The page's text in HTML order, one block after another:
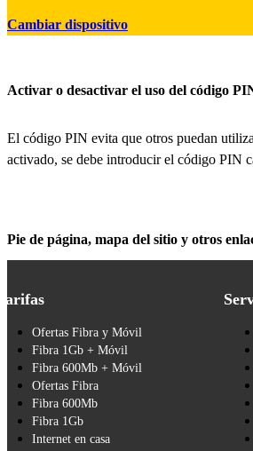
Cambiar dispositivo
Activar o desactivar el uso del código
El código PIN evita que otros puedan
activado, se debe introducir el código PIN
Pie de página, mapa del sitio y otros
Ofertas Fibra y Móvil
Fibra 1Gb + Móvil
Fibra 600Mb + Móvil
Ofertas Fibra
Fibra 600Mb
Fibra 1Gb
Internet en casa